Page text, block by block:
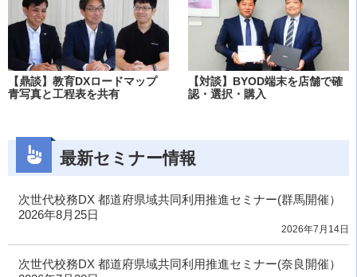
【鼎談】教育DXロードマップ
青写真と工程表を共有
【対談】BYOD端末を店舗で確
認・選択・購入
最新セミナー情報
次世代校務DX 都道府県域共同利用推進セミナー(群馬開催）
2026年8月25日
2026年7月14日
次世代校務DX 都道府県域共同利用推進セミナー(奈良開催）